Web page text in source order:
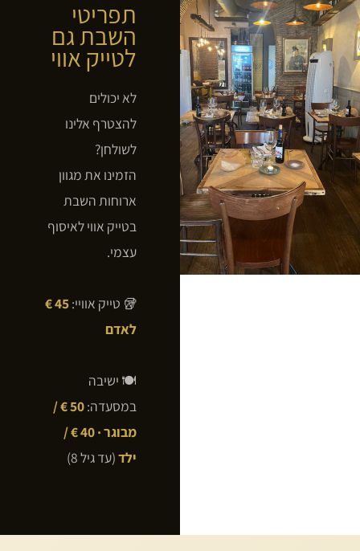
תפריטי
השבת גם
לטייק אווי
לא יכולים
להצטרף אלינו
לשולחן?
הזמינו את מגוון
ארוחות השבת
בטייק אווי לאיסוף
עצמי.
🥡 טייק אוויי:
45 €
לאדם
🍽️ ישיבה
במסעדה:
50 € /
מבוגר · 40 € /
ילד(עד גיל 8)